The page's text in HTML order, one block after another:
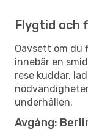
Flygtid och
Oavsett om du
innebär en
rese kuddar,
underhållen.
Avgång: